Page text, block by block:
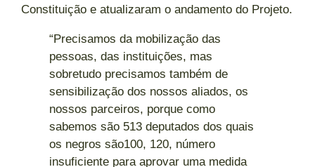
Constituição e atualizaram o andamento do Projeto.
“Precisamos da mobilização das
pessoas, das instituições, mas
sobretudo precisamos também de
sensibilização dos nossos aliados, os
nossos parceiros, porque como
sabemos são 513 deputados dos quais
os negros são100, 120, número
insuficiente para aprovar uma medida